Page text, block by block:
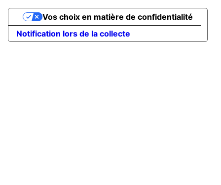
Notification lors de la collecte
Vos choix en matière de confidentialité